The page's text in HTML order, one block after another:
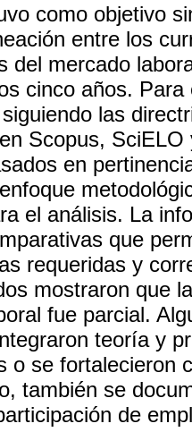
como objetivo
entre los
del mercado
cinco años.
las
Scopus,
en
el análisis. La
que
requeridas y
mostraron que
fue parcial.
teoría y
o se fortalecieron
también se
de